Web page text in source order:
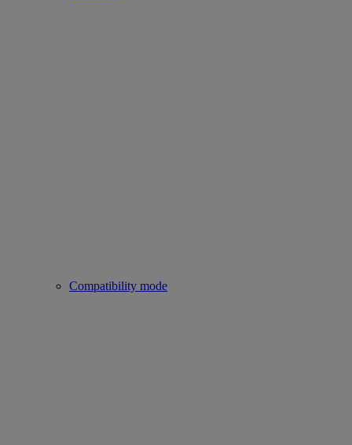
Compatibility mode